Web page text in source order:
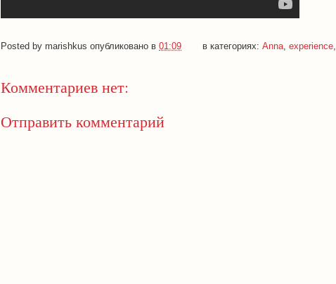
Posted by marishkus опубликовано в 01:09 в категориях: Anna, experience,
Комментариев нет:
Отправить комментарий